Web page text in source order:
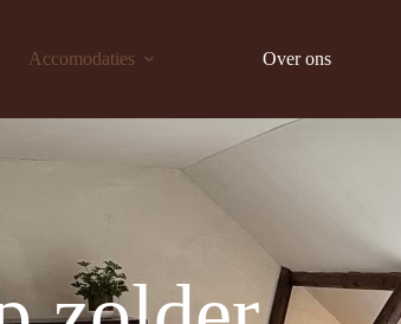
Accomodaties Over ons